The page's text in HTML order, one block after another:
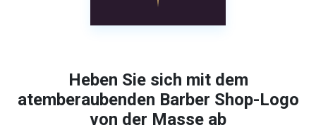
Heben Sie sich mit dem
atemberaubenden Barber Shop-Logo
von der Masse ab